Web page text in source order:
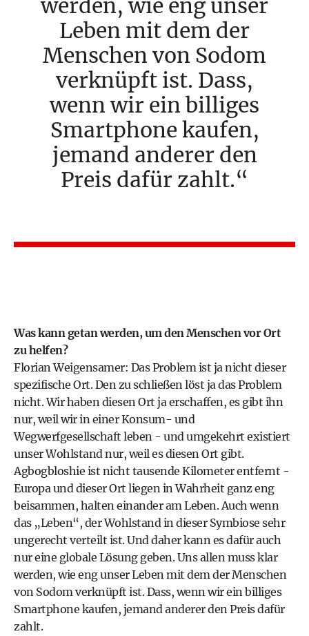
werden, wie eng unser
Leben mit dem der
Menschen von Sodom
verknüpft ist. Dass,
wenn wir ein billiges
Smartphone kaufen,
jemand anderer den
Preis dafür zahlt.
Was kann getan werden, um den Menschen vor Ort
zu helfen?
Florian Weigensamer: Das Problem ist ja nicht dieser
spezifische Ort. Den zu schließen löst ja das Problem
nicht. Wir haben diesen Ort ja erschaffen, es gibt ihn
nur, weil wir in einer Konsum- und
Wegwerfgesellschaft leben - und umgekehrt existiert
unser Wohlstand nur, weil es diesen Ort gibt.
Agbogbloshie ist nicht tausende Kilometer entfernt -
Europa und dieser Ort liegen in Wahrheit ganz eng
beisammen, halten einander am Leben. Auch wenn
das „Leben“, der Wohlstand in dieser Symbiose sehr
ungerecht verteilt ist. Und daher kann es dafür auch
nur eine globale Lösung geben. Uns allen muss klar
werden, wie eng unser Leben mit dem der Menschen
von Sodom verknüpft ist. Dass, wenn wir ein billiges
Smartphone kaufen, jemand anderer den Preis dafür
zahlt.